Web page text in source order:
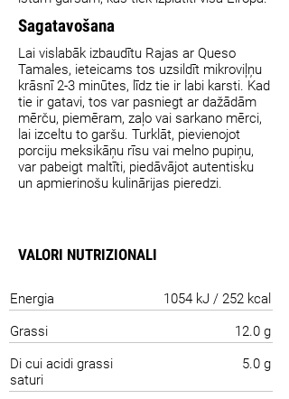
Sagatavošana
Lai vislabāk izbaudītu Rajas ar Queso
Tamales, ieteicams tos uzsildīt mikroviļņu
krāsnī 2-3 minūtes, līdz tie ir labi karsti. Kad
tie ir gatavi, tos var pasniegt ar dažādām
mērču, piemēram, zaļo vai sarkano mērci,
lai izceltu to garšu. Turklāt, pievienojot
porciju meksikāņu rīsu vai melno pupiņu,
var pabeigt maltīti, piedāvājot autentisku
un apmierinošu kulinārijas pieredzi.
VALORI NUTRIZIONALI
Energia
1054 kJ / 252 kcal
Grassi
12.0 g
Di cui acidi grassi
saturi
5.0 g